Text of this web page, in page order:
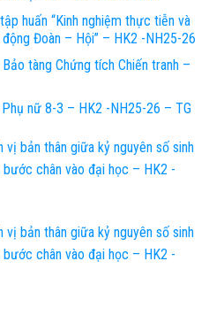
huấn “Kinh nghiệm thực tiễn và
Đoàn – Hội” – HK2 -NH25-26
tàng Chứng tích Chiến tranh –
nữ 8-3 – HK2 -NH25-26 – TG
bản thân giữa kỷ nguyên số sinh
chân vào đại học – HK2 -
bản thân giữa kỷ nguyên số sinh
chân vào đại học – HK2 -